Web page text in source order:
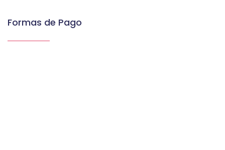
Formas de Pago